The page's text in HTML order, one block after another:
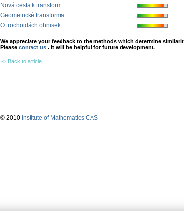
Nová cesta k transform...
Geometrické transforma...
O trochoidách ohnisek ...
We appreciate your feedback to the methods which determine
Please contact us . It will be helpful for future development.
-> Back to article
© 2010 Institute of Mathematics CAS